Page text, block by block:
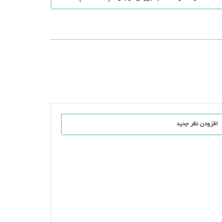
افزودن نظر جدید